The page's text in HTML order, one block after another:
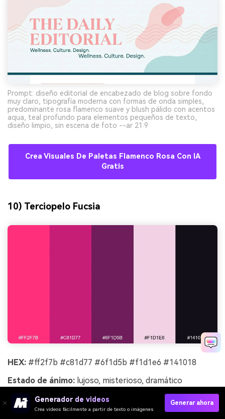
Prompt: diseño editorial de encabezado de blog sobre fondo
muy claro, tipografía moderna con formas de onda simples,
predominante rosa flamenco suave y blush pálido con acentos
aqua, teal profundo para elementos pequeños de texto,
diseño limpio, sin escena de foto --ar 21:9
Crea Visuales De Paletas Flamenco Rosa Con IA
Gratis
10) Terciopelo Fucsia
HEX: #ff2f7b #c81d77 #6f1d5b #f1d1e6 #141018
Estado de ánimo: lujoso, misterioso, dramático
Ideal para:portada de lookbook de moda
Generador de videos
Crea videos fácilmente a partir de texto o imágenes
Generar ahora